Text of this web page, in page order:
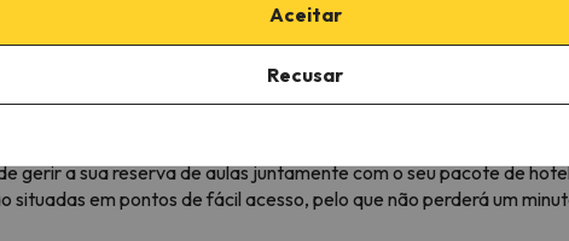
garantida
de ensino modernos que adaptam a aprendizagem à sua
se na estância respeitando as normas da FIS, a controlar a sua
de encontro estratégicos.
gerir a sua reserva de aulas juntamente com o seu pacote de
situadas em pontos de fácil acesso, pelo que não perderá um
Aceitar
Recusar